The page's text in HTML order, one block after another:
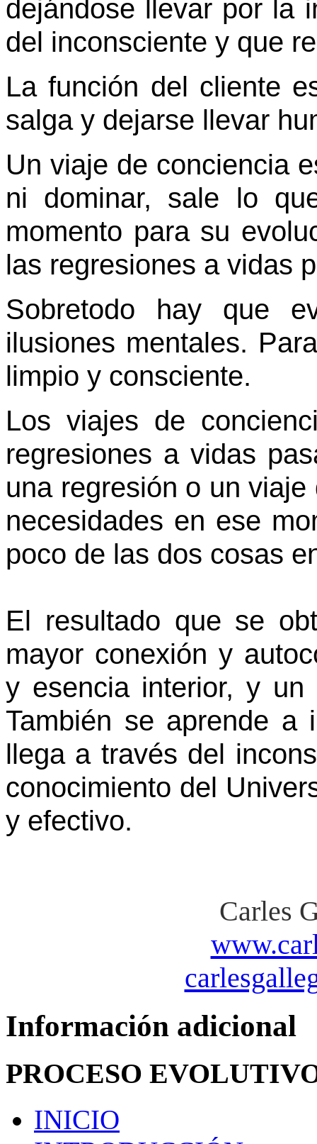
dejándose llevar por la
del inconsciente y que
La función del cliente
salga y dejarse llevar
Un viaje de conciencia
ni dominar, sale lo
momento para su
las regresiones a vidas
Sobretodo hay que
ilusiones mentales.
limpio y consciente.
Los viajes de
regresiones a vidas
una regresión o un
necesidades en ese
poco de las dos cosas
El resultado que se
mayor conexión y
y esencia interior, y
También se aprende a
llega a través del
conocimiento del
y efectivo.
Carles
Información adicional
PROCESO
INICIO